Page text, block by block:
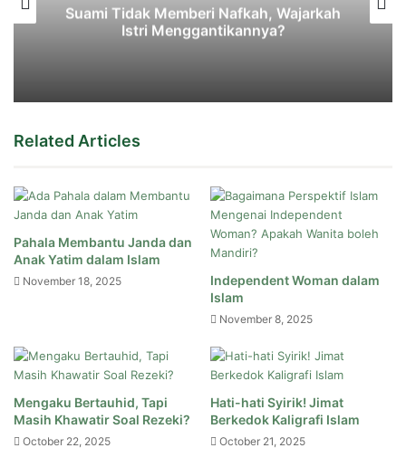
Suami Tidak Memberi Nafkah, Wajarkah
Istri Menggantikannya?
Related Articles
Pahala Membantu Janda dan
Anak Yatim dalam Islam
November 18, 2025
Independent Woman dalam
Islam
November 8, 2025
Mengaku Bertauhid, Tapi
Masih Khawatir Soal Rezeki?
October 22, 2025
Hati-hati Syirik! Jimat
Berkedok Kaligrafi Islam
October 21, 2025